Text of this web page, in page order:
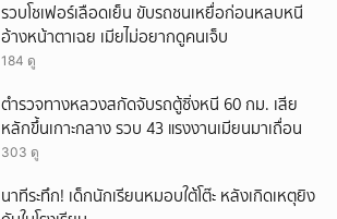
รวบโชเฟอร์เลือดเย็น ขับรถชนเหยื่อก่อนหลบหนี
อ้างหน้าตาเฉย เมียไม่อยากดูคนเจ็บ
184 ดู
ตำรวจทางหลวงสกัดจับรถตู้ซิ่งหนี 60 กม. เสีย
หลักขึ้นเกาะกลาง รวบ 43 แรงงานเมียนมาเถื่อน
303 ดู
นาทีระทึก! เด็กนักเรียนหมอบใต้โต๊ะ หลังเกิดเหตุยิง